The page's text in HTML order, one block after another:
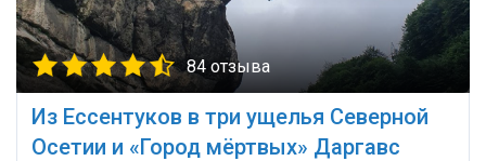
84 отзыва
Из Ессентуков в три ущелья Северной
Осетии и «Город мёртвых» Даргавс